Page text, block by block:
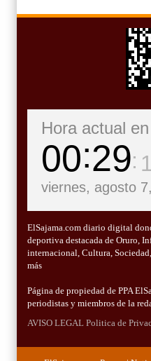
Hora actual
00 29
viernes, agosto
ElSajama.com diario digital
deportiva destacada de Oruro,
internacional, Cultura,
más
Página de propiedad de PPA
periodistas y miembros de la
AVISO LEGAL Politica de